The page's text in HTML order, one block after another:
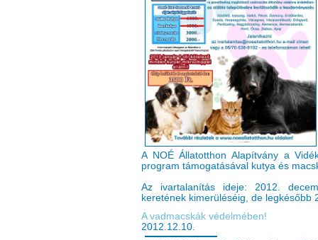
A NOÉ Állatotthon Alapítvány a
program támogatásával kutya és
Az ivartalanítás ideje: 2012.
keretének kimerüléséig, de legkésőbb
A vadmacskák védelmében!
2012.12.10.